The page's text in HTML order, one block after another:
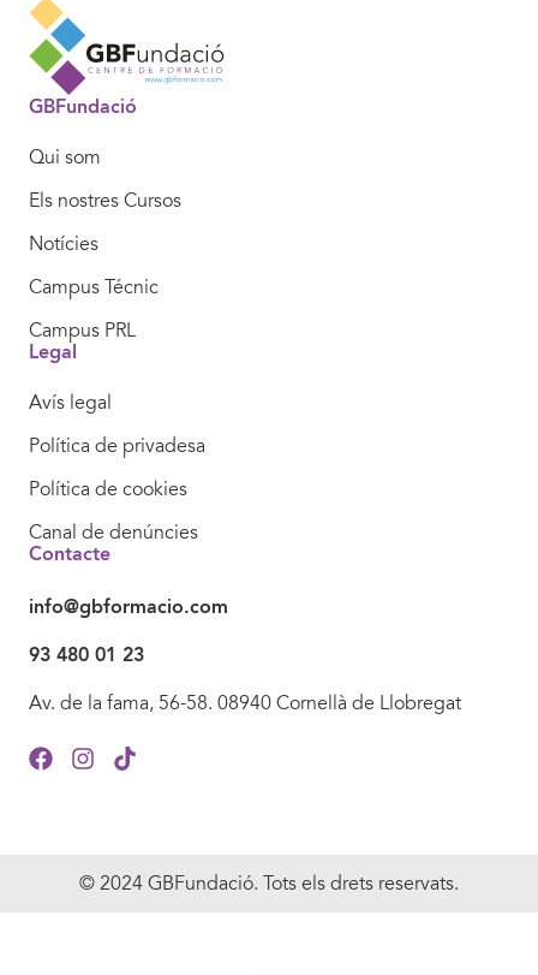
GBFundació
Qui som
Els nostres Cursos
Notícies
Campus Técnic
Campus PRL
Legal
Avís legal
Política de privadesa
Política de cookies
Canal de denúncies
Contacte
info@gbformacio.com
93 480 01 23
Av. de la fama, 56-58. 08940 Cornellà de Llobregat
© 2024 GBFundació. Tots els drets reservats.